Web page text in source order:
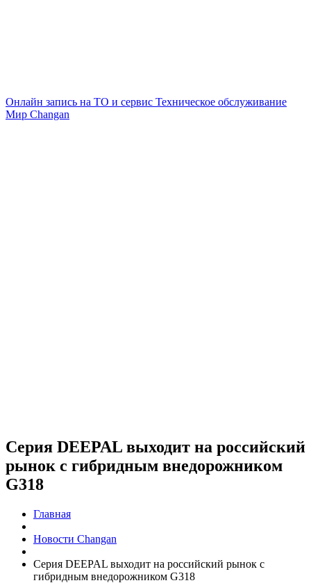
Онлайн запись на ТО и сервис Техническое обслуживание
Мир Changan
Серия DEEPAL выходит на российский
рынок с гибридным внедорожником
G318
Главная
Новости Changan
Серия DEEPAL выходит на российский рынок с
гибридным внедорожником G318